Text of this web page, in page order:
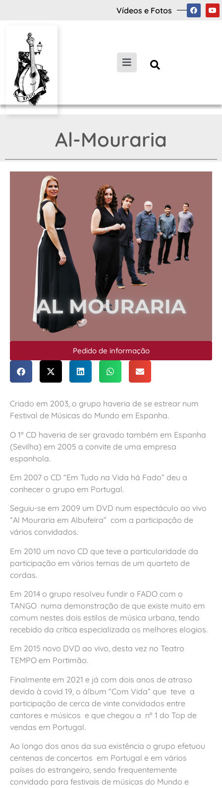
Vídeos e Fotos
Al-Mouraria
Pedido de informação
Criado em 2003, o grupo haveria de se estrear num
Festival de Músicas do Mundo em Espanha.
O 1º CD haveria de ser gravado também em Espanha
(Sevilha) em 2005 a convite de uma empresa
espanhola.
Em 2007 o CD “Em Tudo na Vida há Fado” deu a
conhecer o grupo em Portugal.
Seguiu-se em 2009 um DVD num espectáculo ao vivo
“Al Mouraria em Albufeira” com a participação de
vários convidados.
Em 2010 um novo CD que teve a particularidade da
participação em vários temas de um quarteto de
cordas.
Em 2014 o grupo resolveu fundir o FADO com o
TANGO numa demonstração de que existe muito em
comum nestes dois estilos de música urbana, tendo
recebido da crítica especializada os melhores elogios.
Em 2015 novo DVD ao vivo, desta vez no Teatro
TEMPO em Portimão.
Finalmente em 2021 e já com dois anos de atraso
devido à covid 19, o álbum “Com Vida” que teve a
participação de cerca de vinte convidados entre
cantores e músicos e que chegou a nº 1 do Top de
vendas em Portugal.
Ao longo dos anos da sua existência o grupo efetuou
centenas de concertos em Portugal e em vários
países do estrangeiro, sendo frequentemente
convidado para festivais de músicas do Mundo e